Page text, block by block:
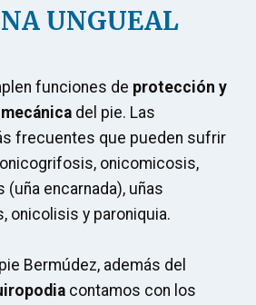
UNGUEAL
funciones de protección y
del pie. Las
frecuentes que pueden sufrir
onicogrifosis, onicomicosis,
encarnada), uñas
onicolisis y paroniquia.
Bermúdez, además del
contamos con los